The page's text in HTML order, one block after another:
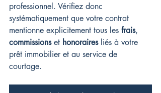
professionnel. Vérifiez donc
systématiquement que votre contrat
mentionne explicitement tous les frais,
commissions et honoraires liés à votre
prêt immobilier et au service de
courtage.